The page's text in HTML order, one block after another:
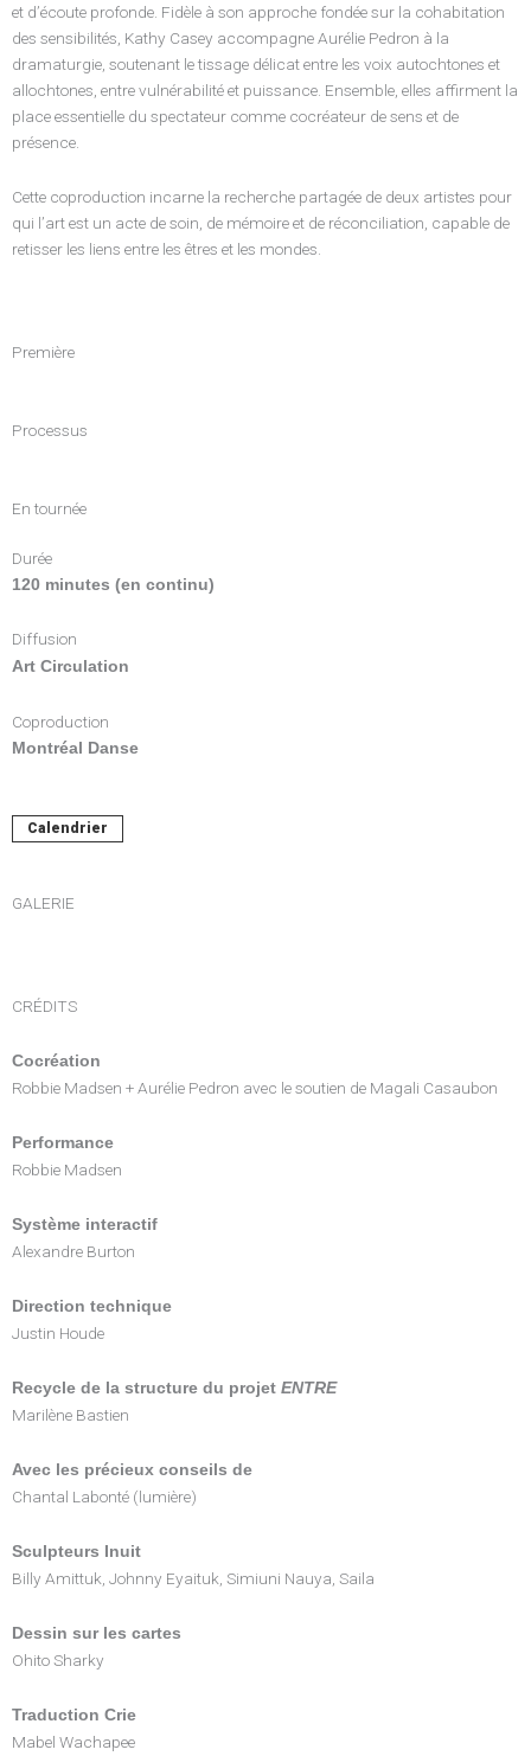
et d’écoute profonde. Fidèle à son approche fondée sur la cohabitation
des sensibilités, Kathy Casey accompagne Aurélie Pedron à la
dramaturgie, soutenant le tissage délicat entre les voix autochtones et
allochtones, entre vulnérabilité et puissance. Ensemble, elles affirment la
place essentielle du spectateur comme cocréateur de sens et de
présence.
Cette coproduction incarne la recherche partagée de deux artistes pour
qui l’art est un acte de soin, de mémoire et de réconciliation, capable de
retisser les liens entre les êtres et les mondes.
Première
Processus
En tournée
Durée
120 minutes (en continu)
Diffusion
Art Circulation
Coproduction
Montréal Danse
Calendrier
GALERIE
CRÉDITS
Cocréation
Robbie Madsen + Aurélie Pedron avec le soutien de Magali Casaubon
Performance
Robbie Madsen
Système interactif
Alexandre Burton
Direction technique
Justin Houde
Recycle de la structure du projet ENTRE
Marilène Bastien
Avec les précieux conseils de
Chantal Labonté (lumière)
Sculpteurs Inuit
Billy Amittuk, Johnny Eyaituk, Simiuni Nauya, Saila
Dessin sur les cartes
Ohito Sharky
Traduction Crie
Mabel Wachapee